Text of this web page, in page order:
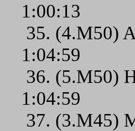
1:00:13
35. (4.M50)
1:04:59
36. (5.M50)
1:04:59
37. (3.M45)